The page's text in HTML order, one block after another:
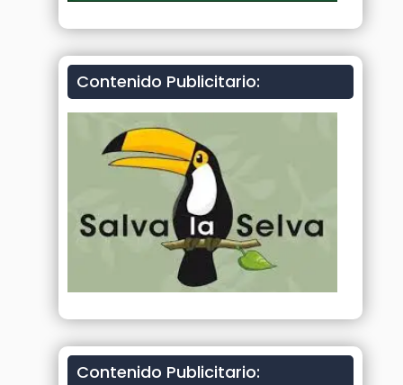
Contenido Publicitario:
Contenido Publicitario: